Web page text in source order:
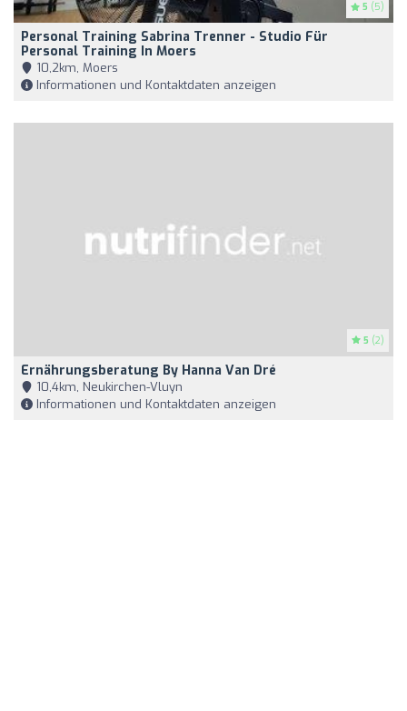
5 (5)
Personal Training Sabrina Trenner - Studio Für
Personal Training In Moers
10,2km, Moers
Informationen und Kontaktdaten anzeigen
5 (2)
Ernährungsberatung By Hanna Van Dré
10,4km, Neukirchen-Vluyn
Informationen und Kontaktdaten anzeigen